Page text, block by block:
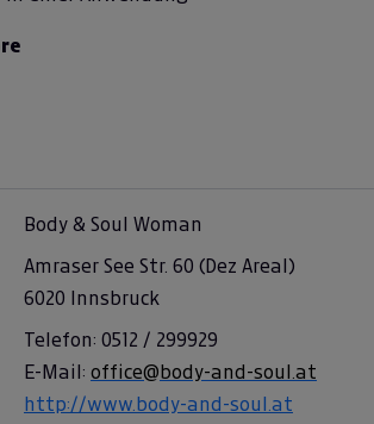
Body & Soul Woman
Amraser See Str. 60 (Dez Areal)
6020 Innsbruck
Telefon: 0512 / 299929
E-Mail: office@body-and-soul.at
http://www.body-and-soul.at